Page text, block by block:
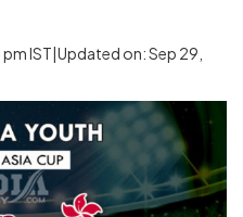
IST|Updated on: Sep 29,